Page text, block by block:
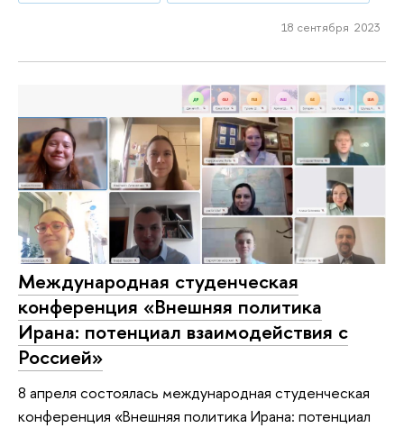
18 сентября 2023
Международная студенческая
конференция «Внешняя политика
Ирана: потенциал взаимодействия с
Россией»
8 апреля состоялась международная студенческая
конференция «Внешняя политика Ирана: потенциал